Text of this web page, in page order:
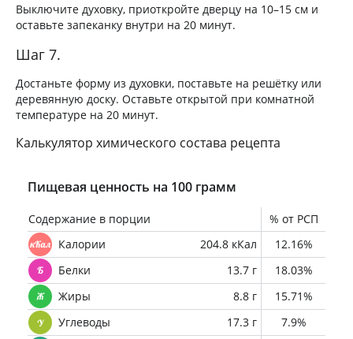
Выключите духовку, приоткройте дверцу на 10–15 см и
оставьте запеканку внутри на 20 минут.
Шаг 7.
Достаньте форму из духовки, поставьте на решётку или
деревянную доску. Оставьте открытой при комнатной
температуре на 20 минут.
Калькулятор химического состава рецепта
Пищевая ценность на 100 грамм
Содержание в порции
% от РСП
Калории
204.8 кКал
12.16%
Белки
13.7 г
18.03%
Жиры
8.8 г
15.71%
Углеводы
17.3 г
7.9%